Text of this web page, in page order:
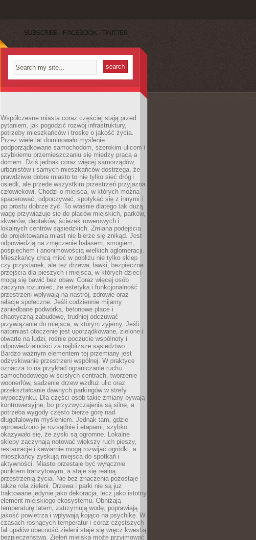
SUBSCRIBE FACEBOOK TWITTER
Współczesne miasta coraz częściej stają przed
pytaniem, jak pogodzić rozwój infrastruktury,
potrzeby mieszkańców i troskę o jakość życia.
Przez wiele lat dominowało myślenie
podporządkowane samochodom, szerokim ulicom i
szybkiemu przemieszczaniu się między pracą a
domem. Dziś jednak coraz więcej samorządów,
urbanistów i samych mieszkańców dostrzega, że
prawdziwie dobre miasto to nie tylko sieć dróg i
osiedli, ale przede wszystkim przestrzeń przyjazna
człowiekowi. Chodzi o miejsca, w których można
spacerować, odpoczywać, spotykać się z innymi i
po prostu dobrze żyć. To właśnie dlatego tak dużą
wagę przywiązuje się do placów miejskich, parków,
skwerów, deptaków, ścieżek rowerowych i
lokalnych centrów sąsiedzkich. Zmiana podejścia
do projektowania miast nie bierze się znikąd. Jest
odpowiedzią na zmęczenie hałasem, smogiem,
pośpiechem i anonimowością wielkich aglomeracji.
Mieszkańcy chcą mieć w pobliżu nie tylko sklep
czy przystanek, ale też drzewa, ławki, bezpieczne
przejścia dla pieszych i miejsca, w których dzieci
mogą się bawić bez obaw. Coraz więcej osób
zaczyna rozumieć, że estetyka i funkcjonalność
przestrzeni wpływają na nastrój, zdrowie oraz
relacje społeczne. Jeśli codziennie mijamy
zaniedbane podwórka, betonowe place i
chaotyczną zabudowę, trudniej odczuwać
przywiązanie do miejsca, w którym żyjemy. Jeśli
natomiast otoczenie jest uporządkowane, zielone i
otwarte na ludzi, rośnie poczucie wspólnoty i
odpowiedzialności za najbliższe sąsiedztwo.
Bardzo ważnym elementem tej przemiany jest
odzyskiwanie przestrzeni wspólnej. W praktyce
oznacza to na przykład ograniczanie ruchu
samochodowego w ścisłych centrach, tworzenie
woonerfów, sadzenie drzew wzdłuż ulic oraz
przekształcanie dawnych parkingów w strefy
wypoczynku. Dla części osób takie zmiany bywają
kontrowersyjne, bo przyzwyczajenia są silne, a
potrzeba wygody często bierze górę nad
długofalowym myśleniem. Jednak tam, gdzie
wprowadzono je rozsądnie i etapami, szybko
okazywało się, że zyski są ogromne. Lokalne
sklepy zaczynają notować większy ruch pieszy,
restauracje i kawiarnie mogą rozwijać ogródki, a
mieszkańcy zyskują miejsca do spotkań i
aktywności. Miasto przestaje być wyłącznie
punktem tranzytowym, a staje się realną
przestrzenią życia. Nie bez znaczenia pozostaje
także rola zieleni. Drzewa i parki nie są już
traktowane jedynie jako dekoracja, lecz jako istotny
element miejskiego ekosystemu. Obniżają
temperaturę latem, zatrzymują wodę, poprawiają
jakość powietrza i wpływają kojąco na psychikę. W
czasach rosnących temperatur i coraz częstszych
fal upałów obecność zieleni staje się wręcz kwestią
bezpieczeństwa. Zieleń miejska może przyjmować